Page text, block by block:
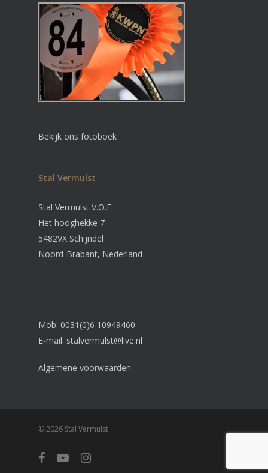
Bekijk ons fotoboek
Stal Vermulst
Stal Vermulst V.O.F.
Het hooghekke 7
5482VX Schijndel
Noord-Brabant, Nederland
Mob: 0031(0)6 10949460
E-mail: stalvermulst@live.nl
Algemene voorwaarden
© 2026 Stal Vermulst.
facebookyoutubeinstagram